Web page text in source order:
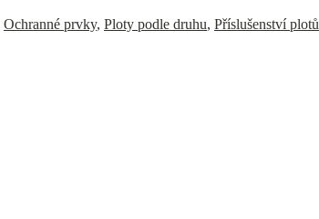
Ochranné prvky, Ploty podle druhu, Příslušenství plotů